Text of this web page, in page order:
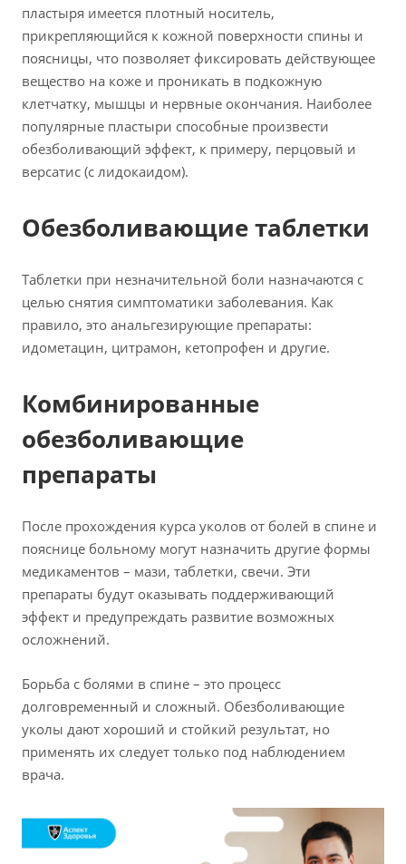
пластыря имеется плотный носитель,
прикрепляющийся к кожной поверхности спины и
поясницы, что позволяет фиксировать действующее
вещество на коже и проникать в подкожную
клетчатку, мышцы и нервные окончания. Наиболее
популярные пластыри способные произвести
обезболивающий эффект, к примеру, перцовый и
версатис (с лидокаидом).
Обезболивающие таблетки
Таблетки при незначительной боли назначаются с
целью снятия симптоматики заболевания. Как
правило, это анальгезирующие препараты:
идометацин, цитрамон, кетопрофен и другие.
Комбинированные
обезболивающие
препараты
После прохождения курса уколов от болей в спине и
пояснице больному могут назначить другие формы
медикаментов – мази, таблетки, свечи. Эти
препараты будут оказывать поддерживающий
эффект и предупреждать развитие возможных
осложнений.
Борьба с болями в спине – это процесс
долговременный и сложный. Обезболивающие
уколы дают хороший и стойкий результат, но
применять их следует только под наблюдением
врача.